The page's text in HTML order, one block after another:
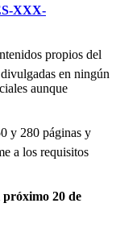
XXX-
propios del
en ningún
aunque
y 280 páginas y
a los requisitos
próximo 20 de